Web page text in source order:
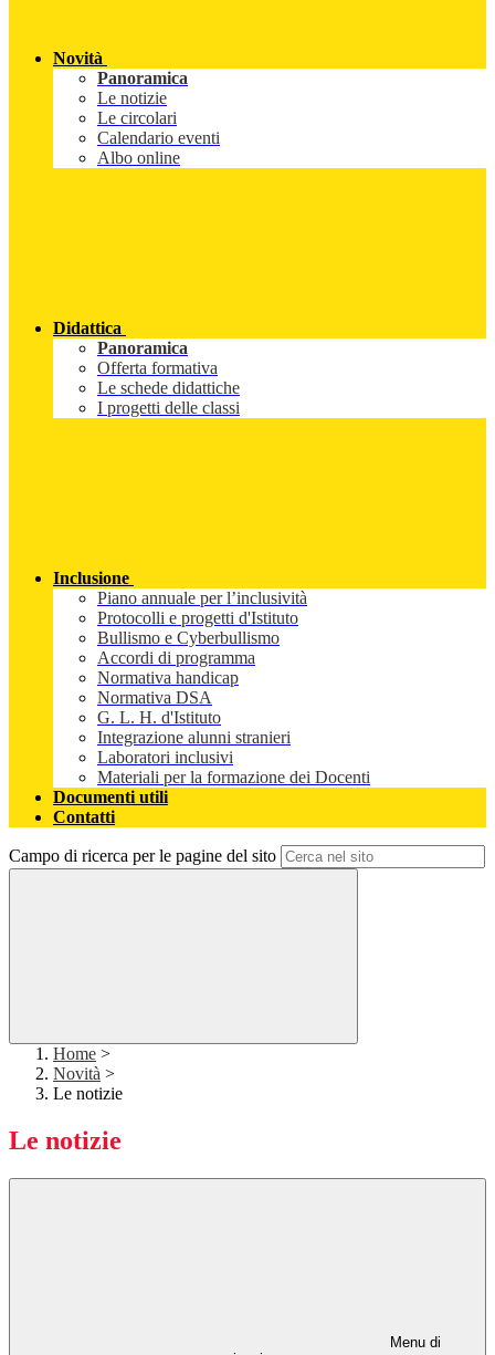
Novità
Panoramica
Le notizie
Le circolari
Calendario eventi
Albo online
Didattica
Panoramica
Offerta formativa
Le schede didattiche
I progetti delle classi
Inclusione
Piano annuale per l’inclusività
Protocolli e progetti d'Istituto
Bullismo e Cyberbullismo
Accordi di programma
Normativa handicap
Normativa DSA
G. L. H. d'Istituto
Integrazione alunni stranieri
Laboratori inclusivi
Materiali per la formazione dei Docenti
Documenti utili
Contatti
Campo di ricerca per le pagine del sito
Home >
Novità >
Le notizie
Le notizie
Menu di